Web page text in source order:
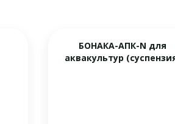
БОНАКА-АПК-N для
аквакультур